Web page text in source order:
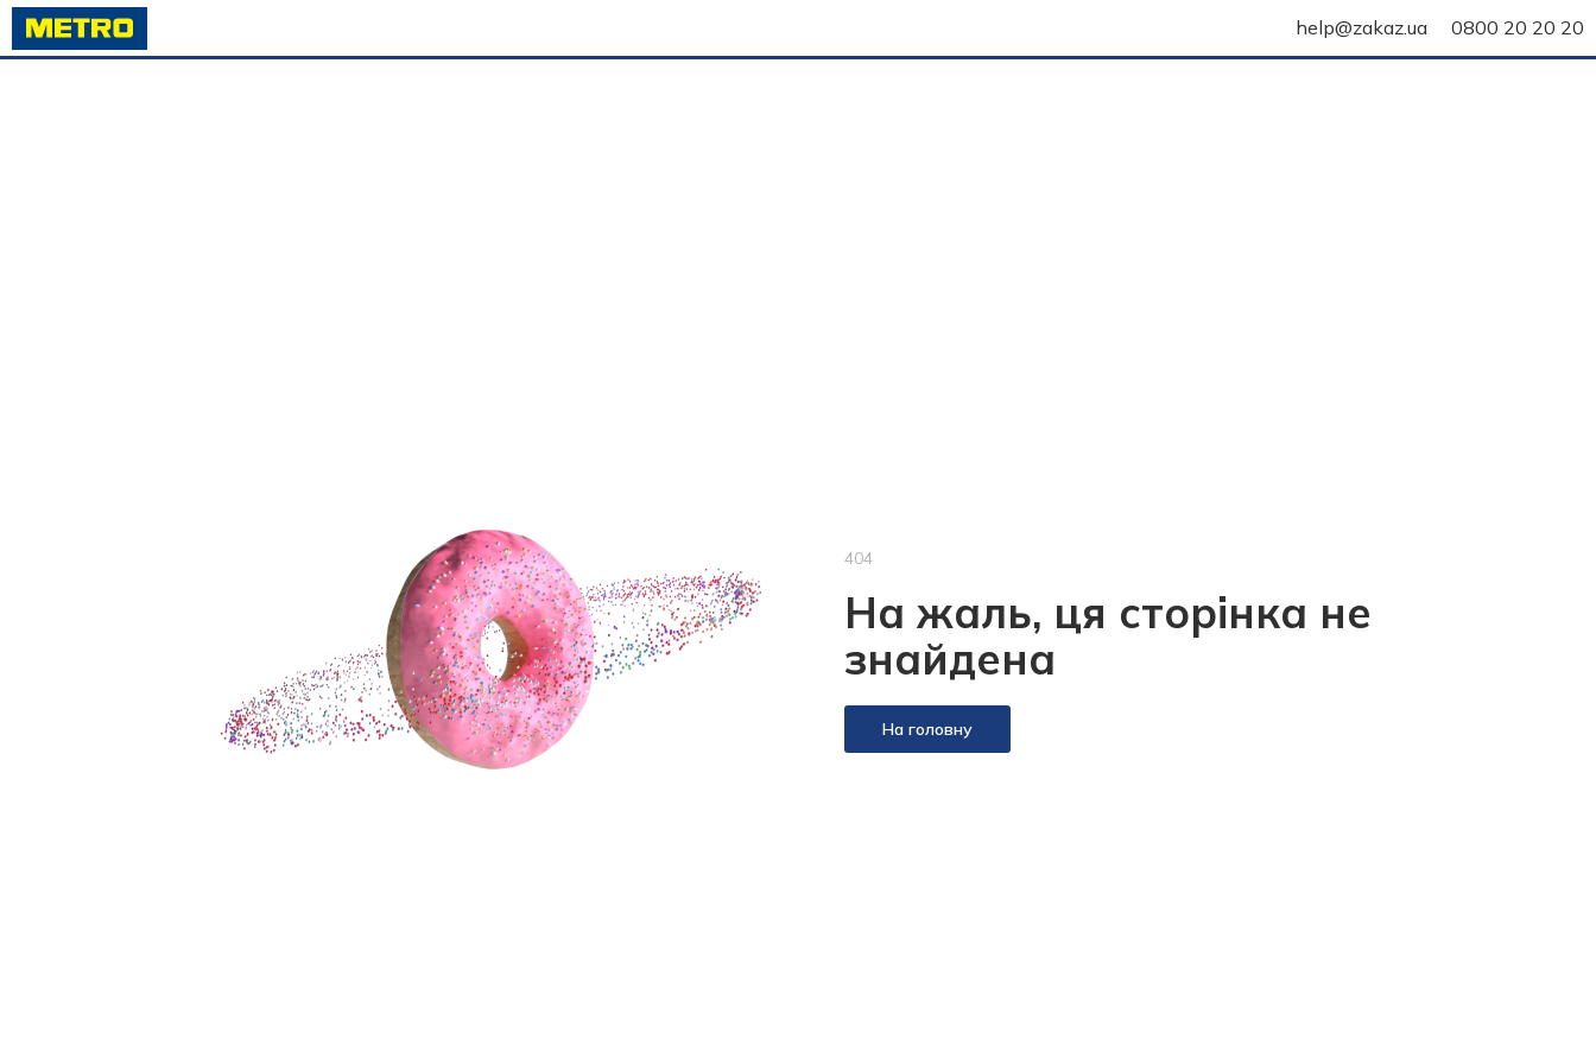
help@zakaz.ua 0800 20 20 20
404
На жаль, ця сторінка не
знайдена
На головну